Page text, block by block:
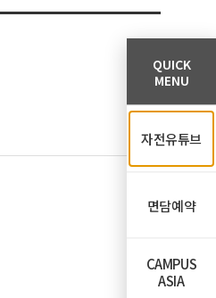
QUICK
MENU
자전유튜브
면담예약
CAMPUS
ASIA